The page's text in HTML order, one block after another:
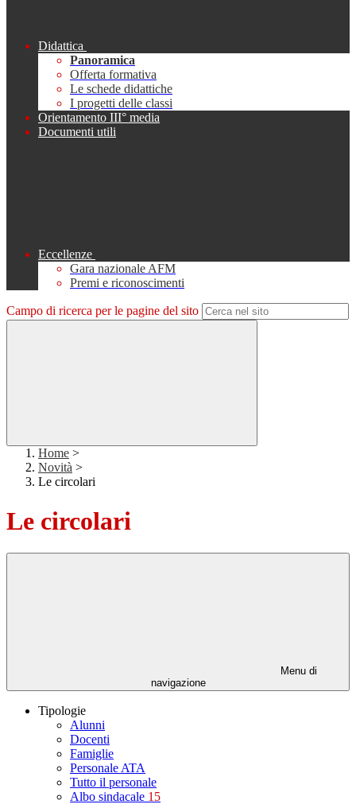
Didattica
Panoramica
Offerta formativa
Le schede didattiche
I progetti delle classi
Orientamento III° media
Documenti utili
Eccellenze
Gara nazionale AFM
Premi e riconoscimenti
Campo di ricerca per le pagine del sito
Home >
Novità >
Le circolari
Le circolari
Menu di
navigazione
Tipologie
Alunni
Docenti
Famiglie
Personale ATA
Tutto il personale
Albo sindacale 15